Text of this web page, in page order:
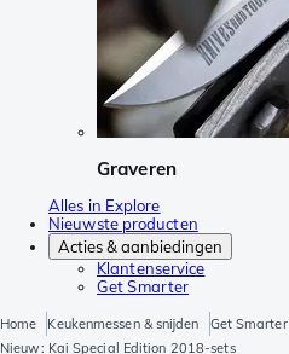
Graveren
Alles in Explore
Nieuwste producten
Acties & aanbiedingen
Klantenservice
Get Smarter
Home Keukenmessen & snijden Get Smarter
Nieuw: Kai Special Edition 2018-sets